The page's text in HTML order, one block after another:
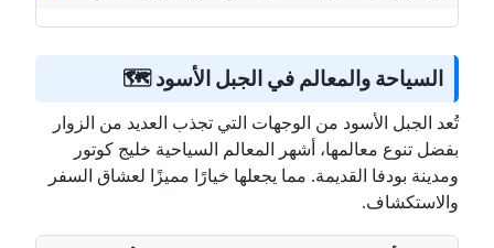
السياحة والمعالم في الجبل الأسود 🗺️
تُعد الجبل الأسود من الوجهات التي تجذب العديد من الزوار
بفضل تنوع معالمها، أشهر المعالم السياحية خليج كوتور
ومدينة بودفا القديمة. مما يجعلها خيارًا مميزًا لعشاق السفر
والاستكشاف.